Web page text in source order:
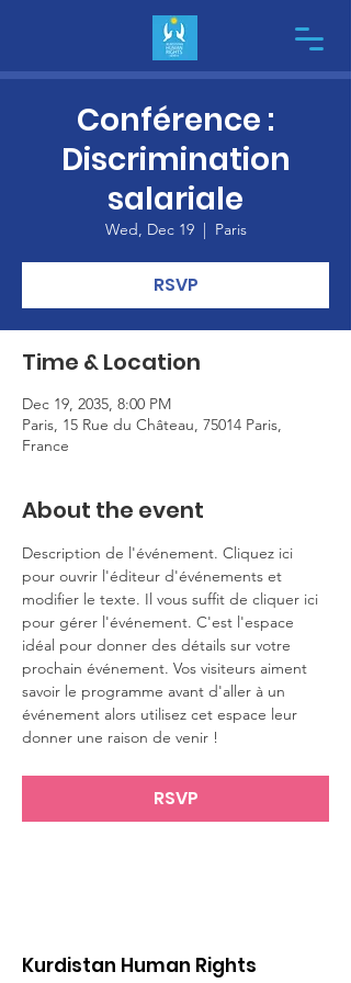
Conférence :
Discrimination
salariale
Wed, Dec 19
  |
Paris
RSVP
Time & Location
Dec 19, 2035, 8:00 PM
Paris, 15 Rue du Château, 75014 Paris,
France
About the event
Description de l'événement. Cliquez ici
pour ouvrir l'éditeur d'événements et
modifier le texte. Il vous suffit de cliquer ici
pour gérer l'événement. C'est l'espace
idéal pour donner des détails sur votre
prochain événement. Vos visiteurs aiment
savoir le programme avant d'aller à un
événement alors utilisez cet espace leur
donner une raison de venir !
RSVP
Kurdistan Human Rights